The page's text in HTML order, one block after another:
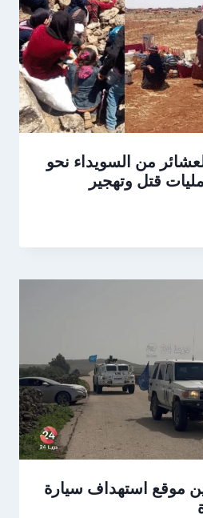
من السويداء نحو
قتل وتهجير
موقع استهداف سيارة